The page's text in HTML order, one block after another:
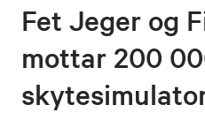
Fet Jeger og
mottar 200